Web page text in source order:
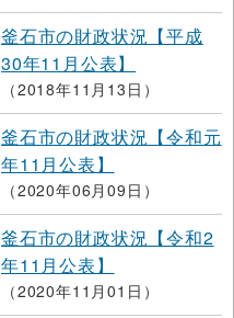
釜石市の財政状況【平成
30年11月公表】
2018年11月13日
釜石市の財政状況【令和元
年11月公表】
2020年06月09日
釜石市の財政状況【令和2
年11月公表】
2020年11月01日